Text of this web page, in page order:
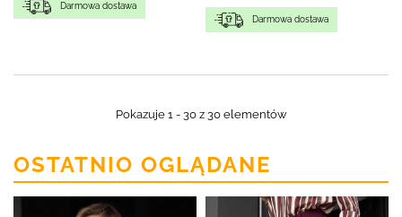
Darmowa dostawa
Darmowa dostawa
Pokazuje 1 - 30 z 30 elementów
OSTATNIO OGLĄDANE